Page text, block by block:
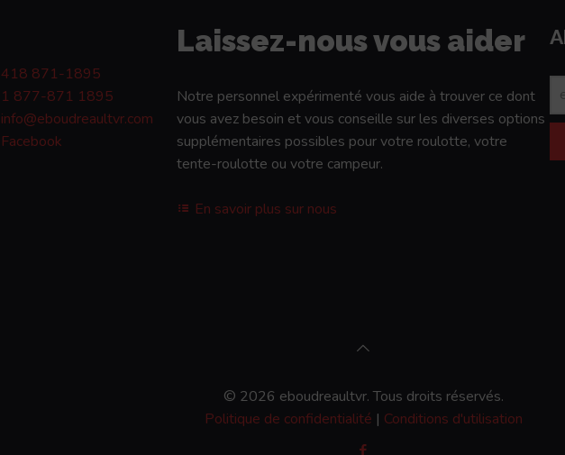
418 871-1895
1 877-871 1895
info@eboudreaultvr.com
Facebook
Laissez-nous vous aider
Notre personnel expérimenté vous aide à trouver ce dont
vous avez besoin et vous conseille sur les diverses options
supplémentaires possibles pour votre roulotte, votre
tente-roulotte ou votre campeur.
En savoir plus sur nous
© 2026 eboudreaultvr. Tous droits réservés.
Politique de confidentialité | Conditions d'utilisation